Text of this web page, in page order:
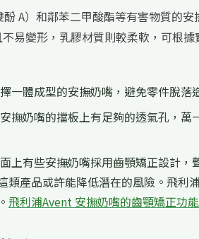
酚 A）和鄰苯二甲酸酯等有害物質的
易變形，乳膠材質則較柔軟，可根據
一體成型的安撫奶嘴，避免零件脫落
撫奶嘴的擋板上有足夠的透氣孔，
上有些安撫奶嘴採用齒顎矯正設計
類產品或許能降低潛在的風險。飛利
飛利浦Avent 安撫奶嘴的齒顎矯正功